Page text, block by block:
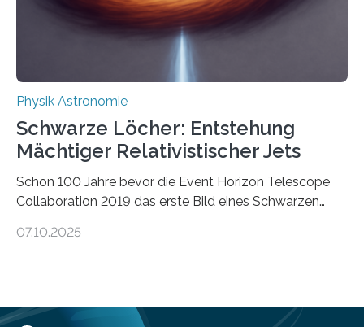
Energie in mechanische Bewegung um – oder anders
ausgedrückt, Wärme in Bewegung. In
quantenmechanischen Experimenten ist es in den…
Physik Astronomie
Schwarze Löcher: Entstehung
Mächtiger Relativistischer Jets
Schon 100 Jahre bevor die Event Horizon Telescope
Collaboration 2019 das erste Bild eines Schwarzen
hatte der Astronom Heber Curtis einen seltsamen
werden auch von anderen Schwarzen Löchern
07.10.2025